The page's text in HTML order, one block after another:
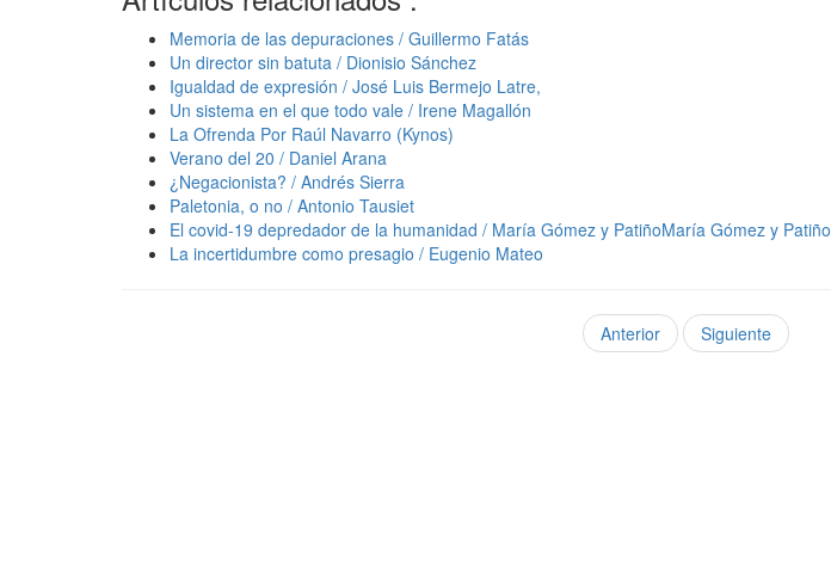
Memoria de las depuraciones / Guillermo Fatás
Un director sin batuta / Dionisio Sánchez
Igualdad de expresión / José Luis Bermejo Latre,
Un sistema en el que todo vale / Irene Magallón
La Ofrenda Por Raúl Navarro (Kynos)
Verano del 20 / Daniel Arana
¿Negacionista? / Andrés Sierra
Paletonia, o no / Antonio Tausiet
El covid-19 depredador de la humanidad / María Gómez y PatiñoMaría Gómez y Patiño
La incertidumbre como presagio / Eugenio Mateo
Anterior Siguiente